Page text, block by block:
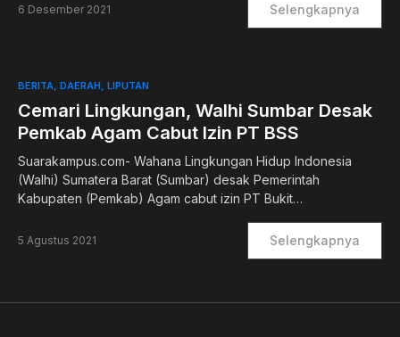
6 Desember 2021 Selengkapnya
BERITA DAERAH LIPUTAN
Cemari Lingkungan, Walhi Sumbar Desak
Pemkab Agam Cabut Izin PT BSS
Suarakampus.com- Wahana Lingkungan Hidup Indonesia
(Walhi) Sumatera Barat (Sumbar) desak Pemerintah
Kabupaten (Pemkab) Agam cabut izin PT Bukit…
5 Agustus 2021 Selengkapnya